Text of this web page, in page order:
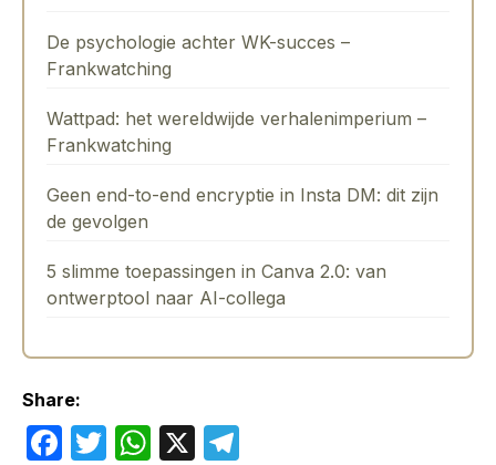
De psychologie achter WK-succes –
Frankwatching
Wattpad: het wereldwijde verhalenimperium –
Frankwatching
Geen end-to-end encryptie in Insta DM: dit zijn
de gevolgen
5 slimme toepassingen in Canva 2.0: van
ontwerptool naar AI-collega
Share:
F
T
W X